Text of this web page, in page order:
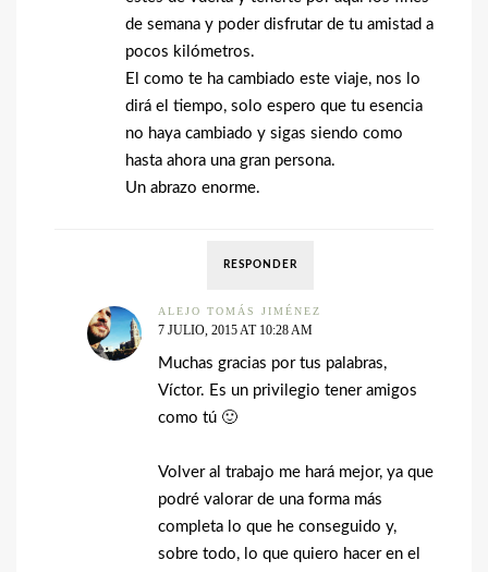
de semana y poder disfrutar de tu amistad a
pocos kilómetros.
El como te ha cambiado este viaje, nos lo
dirá el tiempo, solo espero que tu esencia
no haya cambiado y sigas siendo como
hasta ahora una gran persona.
Un abrazo enorme.
RESPONDER
ALEJO TOMÁS JIMÉNEZ
7 JULIO, 2015 AT 10:28 AM
Muchas gracias por tus palabras,
Víctor. Es un privilegio tener amigos
como tú 🙂
Volver al trabajo me hará mejor, ya que
podré valorar de una forma más
completa lo que he conseguido y,
sobre todo, lo que quiero hacer en el